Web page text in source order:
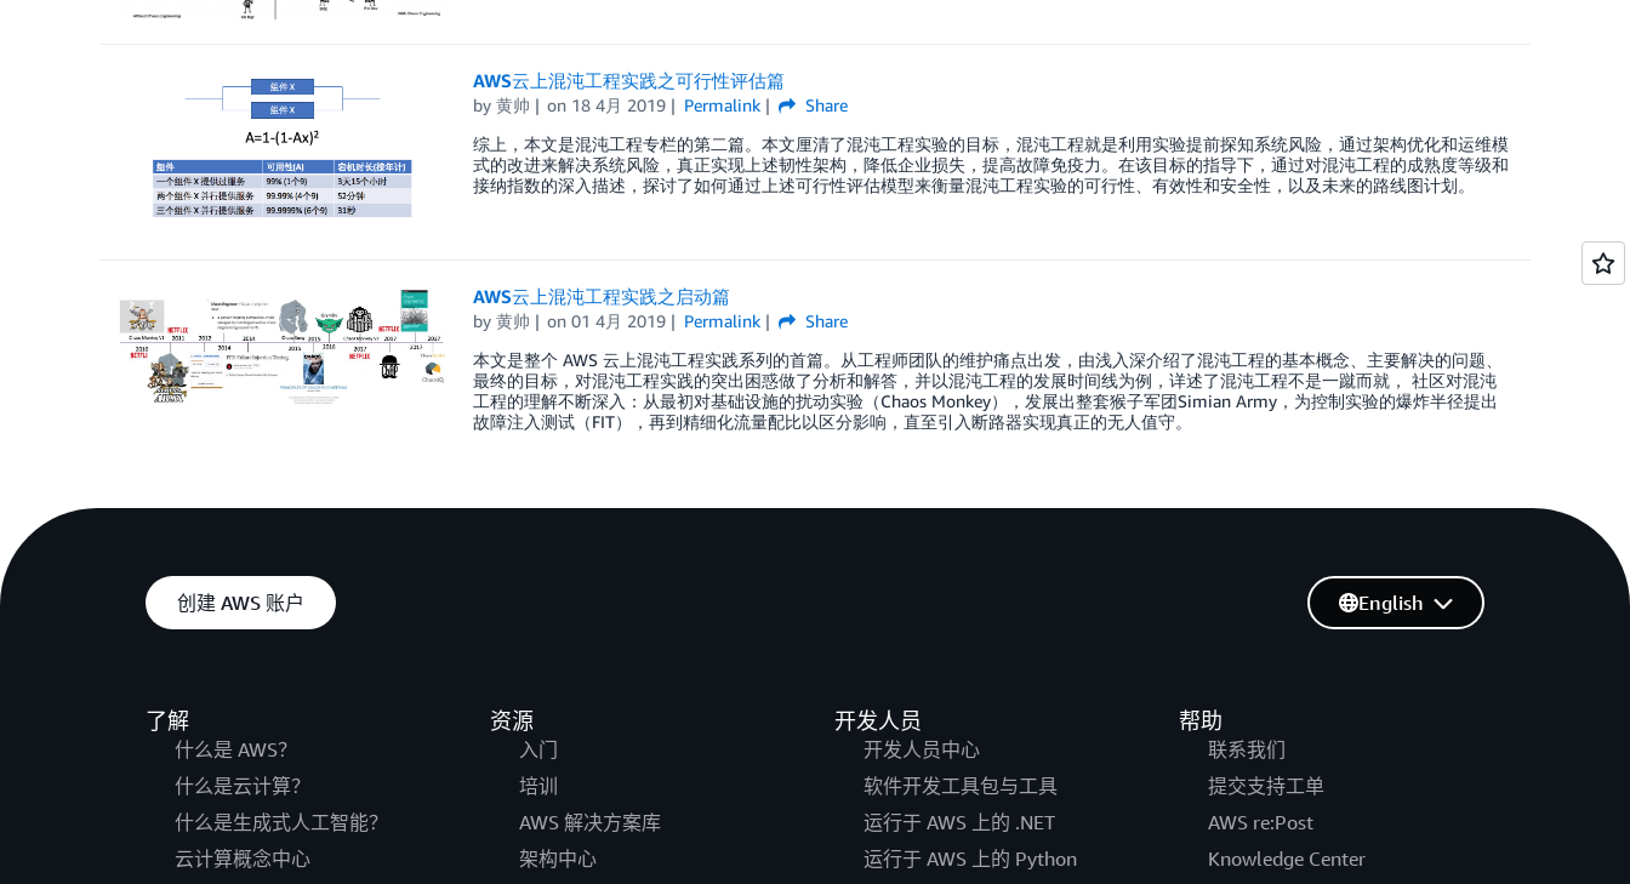
AWS云上混沌工程实践之可行性评估篇
by 黄帅 on 18 4月 2019 Permalink
Share
综上，本文是混沌工程专栏的第二篇。本文厘清了混沌工程实验的目标，混沌工程就是利用实验提前探知系统风险，通过架构优化和运维模
式的改进来解决系统风险，真正实现上述韧性架构，降低企业损失，提高故障免疫力。在该目标的指导下，通过对混沌工程的成熟度等级和
接纳指数的深入描述，探讨了如何通过上述可行性评估模型来衡量混沌工程实验的可行性、有效性和安全性，以及未来的路线图计划。
AWS云上混沌工程实践之启动篇
by 黄帅 on01 4月 2019 Permalink
Share
本文是整个 AWS 云上混沌工程实践系列的首篇。从工程师团队的维护痛点出发，由浅入深介绍了混沌工程的基本概念、主要解决的问题、
最终的目标，对混沌工程实践的突出困惑做了分析和解答，并以混沌工程的发展时间线为例，详述了混沌工程不是一蹴而就， 社区对混沌
工程的理解不断深入：从最初对基础设施的扰动实验（Chaos Monkey），发展出整套猴子军团Simian Army，为控制实验的爆炸半径提出
故障注入测试（FIT），再到精细化流量配比以区分影响，直至引入断路器实现真正的无人值守。
创建 AWS 账户
了解
什么是 AWS？
什么是云计算？
什么是生成式人工智能？
云计算概念中心
资源
入门
培训
AWS 解决方案库
架构中心
开发人员
开发人员中心
软件开发工具包与工具
运行于 AWS 上的 .NET
运行于 AWS 上的 Python
帮助
联系我们
提交支持工单
AWS re:Post
Knowledge Center
English